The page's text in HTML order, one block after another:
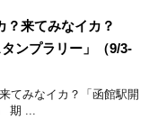
？来てみなイカ？
タンプラリー」（9/3-
てみなイカ？「函館駅開
期 ...